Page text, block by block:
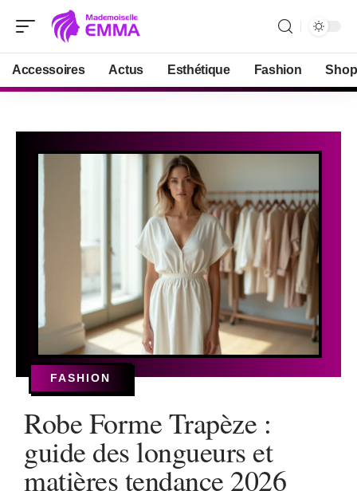
Accessoires Actus Esthétique Fashion
FASHION
Robe Forme Trapèze :
guide des longueurs et
matières tendance 2026